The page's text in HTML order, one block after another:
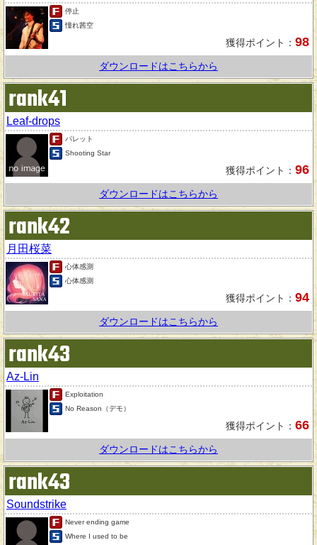
停止
憧れ茜空
獲得ポイント： 98
ダウンロードはこちらから
rank41
Leaf-drops
パレット
Shooting Star
獲得ポイント： 96
ダウンロードはこちらから
rank42
月田桜菜
心体感測
心体感測
獲得ポイント： 94
ダウンロードはこちらから
rank43
Az-Lin
Exploitation
No Reason（デモ）
獲得ポイント： 66
ダウンロードはこちらから
rank43
Soundstrike
Never ending game
Where I used to be